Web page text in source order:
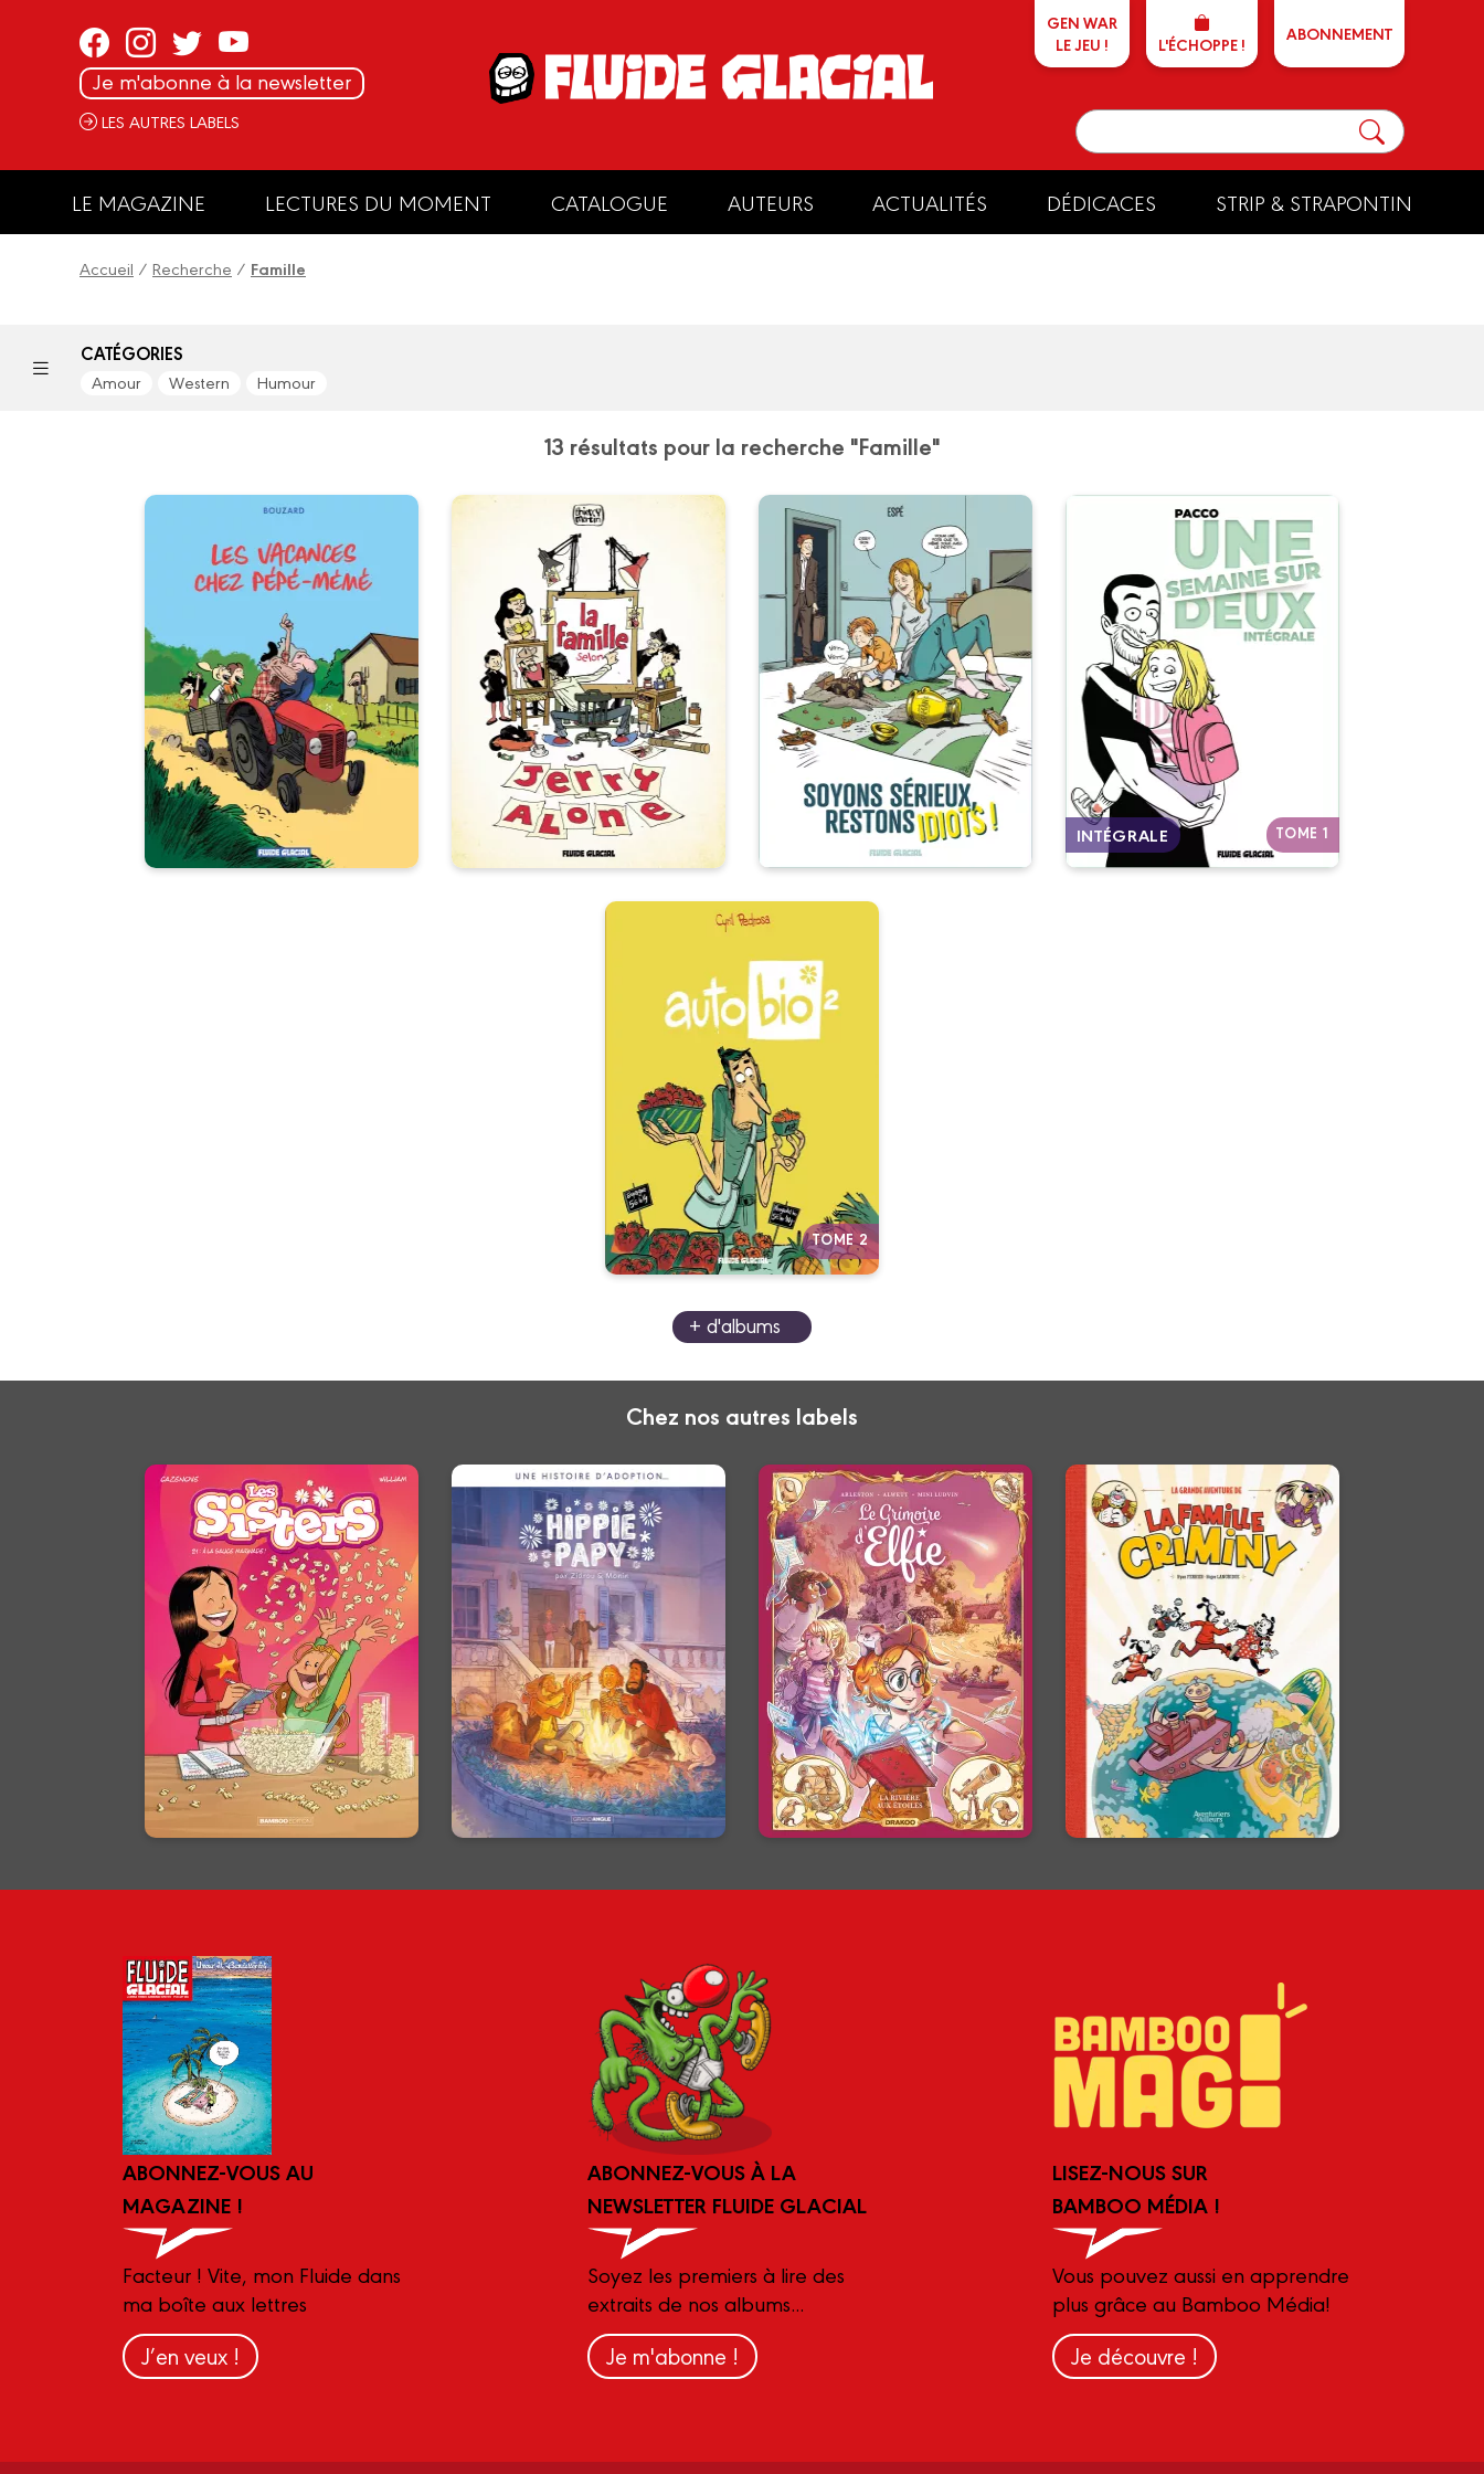
Je m'abonne à la newsletter
LES AUTRES LABELS
GEN WAR
LE JEU !
L'ÉCHOPPE ! ABONNEMENT
LE MAGAZINE LECTURES DU MOMENT CATALOGUE AUTEURS ACTUALITÉS DÉDICACES STRIP & STRAPONTIN
Accueil / Recherche / Famille
CATÉGORIES
Amour Western Humour
13 résultats pour la recherche "Famille"
Les Vacances
chez Pépé-Mémé
Tome 01
Date de parution :
02/04/2025
Chaque été, Lisa, Lucas et Ethan
passent leurs vacances chez
leurs grands-parents, pour le
plaisir relatif de ces derniers. Le
nouvel album du grand et
unique Bouzard, à ne pas
manquer !
La Famille selon
Jerry Alone
Date de parution :
01/06/2022
L’auteur, être solitaire évoluant
sur les steppes arides de la
bande dessinée…
Soyons sérieux,
restons idiots !
Date de parution :
01/06/2022
Le contraire du rire, ce n’est pas
le sérieux, c’est la réalité
comme disait l’autre !
INTÉGRALE TOME 1
Une semaine sur
deux - Intégrale
Date de parution :
04/05/2022
Une BD autobiographique où
Pacco raconte son quotidien de
père une semaine sur deux.
Autres tomes
TOME 2
Auto bio
Tome 02
Date de parution :
06/04/2022
C'est bien beau d'être bio, mais
pas toujours très facile... Cyril
Pedrosa, l'auteur de Portugal et
L'Âge d'or, s'amuse de nos
contradictions d'urbains
écartelés entre consommation
et protection de
l'environnement.
Autres tomes
+ d'albums
Chez nos autres labels
Les Sisters
Tome 21
Date de parution :
28/10/2026
Vous voulez parlez le Marine ?
Wendy vous donne les clés !
En voir +
Une histoire
d'adoption...-
Hippie papy -
Histoire complète
Date de parution :
29/04/2026
Et si le vrai héritage n’était pas
celui du sang, mais celui du
cœur ?
En voir +
Le Grimoire d'Elfie
Vol. 07 - Histoire
Complète
Date de parution :
28/10/2026
Une aventure où le plus puissant
des pouvoirs se révèle être celui
de l'imagination.
En voir +
La Grande
aventure de la
famille Criminy
Date de parution :
07/01/2026
Une aventure à 100 à l’heure
dans le style cartoons des
années 30 !
En voir +
ABONNEZ-VOUS AU
MAGAZINE !
Facteur ! Vite, mon Fluide dans
ma boîte aux lettres
J’en veux !
ABONNEZ-VOUS À LA
NEWSLETTER FLUIDE GLACIAL
Soyez les premiers à lire des
extraits de nos albums...
Je m'abonne !
LISEZ-NOUS SUR
BAMBOO MÉDIA !
Vous pouvez aussi en apprendre
plus grâce au Bamboo Média!
Je découvre !